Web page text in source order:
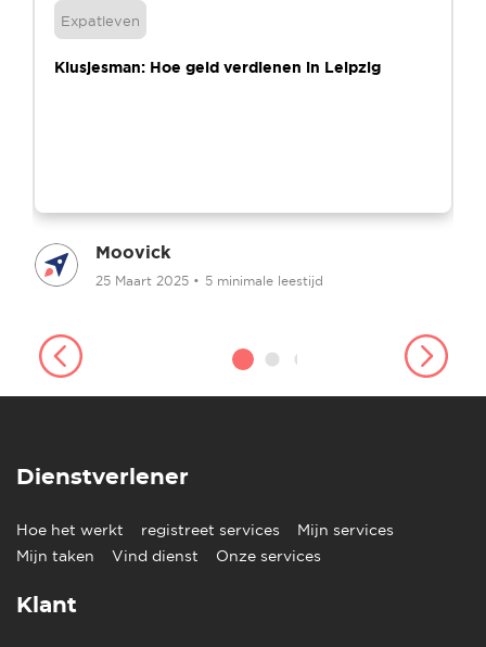
Expatleven
Klusjesman: Hoe geld verdienen in Leipzig
Moovick
25 Maart 2025 • 5 minimale leestijd
Dienstverlener
Hoe het werkt registreet services
Mijn services
Mijn taken
Vind dienst Onze services
Klant